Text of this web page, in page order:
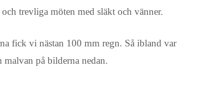
trevliga möten med släkt och vänner.
fick vi nästan 100 mm regn. Så ibland var
på bilderna nedan.